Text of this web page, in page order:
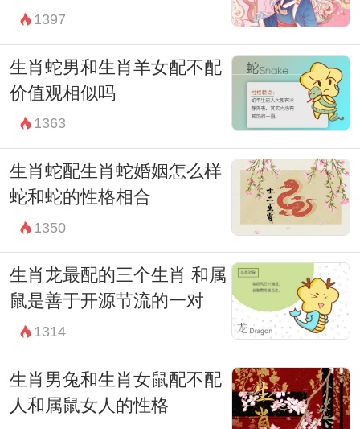
1397
生肖蛇男和生肖羊女配不配
价值观相似吗
1363
生肖蛇配生肖蛇婚姻怎么样
蛇和蛇的性格相合
1350
生肖龙最配的三个生肖 和属
鼠是善于开源节流的一对
1314
生肖男兔和生肖女鼠配不配
人和属鼠女人的性格